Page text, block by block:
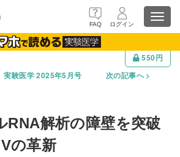
FAQ ログイン
550円
実験医学 2025年5月号 次の記事へ
RNA解析の障壁を突破
の革新